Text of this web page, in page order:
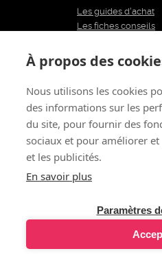
Les guides d'achat
Les fiches conseils
Le blog
Restons
CGV Mentions légales - CGU
© 2011 - 2026 LOVE AND
À propos des
Nous utilisons les cookies
des informations sur les
du site, pour fournir des
sociaux et pour améliorer
et les publicités.
En savoir plus
Paramètres